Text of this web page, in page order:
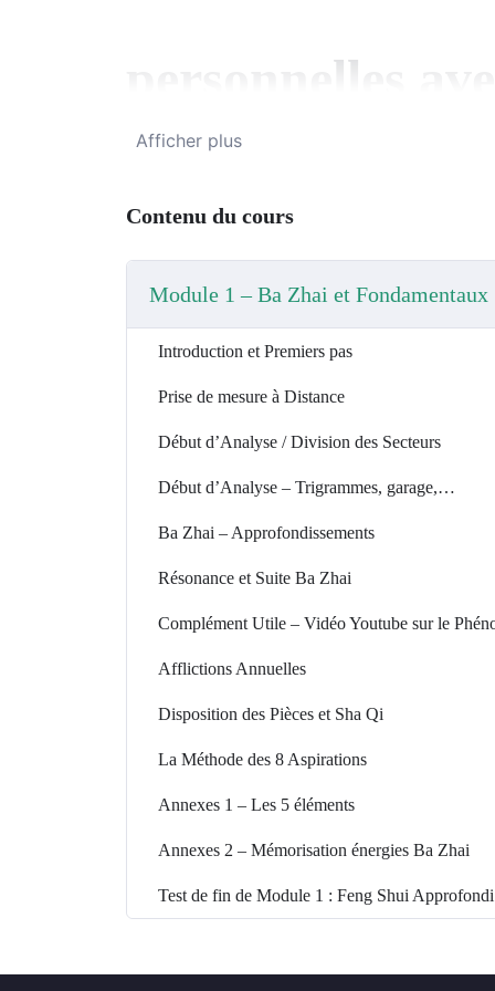
personnelles
votre date de naissance, puis à les utiliser
porte d’entrée, cuisine, espaces de repos
Ce module vous guide pas à pas pour
votre maison et savoir comment l’adapter
Dans ce module, vous
✅ identifier vos 4 directions favorables et
✅ repérer les secteurs favorables et moins
✅ travailler sur les pièces essentielles :
✅ gérer les cas particuliers : secteurs
✅ utiliser la Roue et les 9 Palais pour
Ce module est fait pour
Vous avez déjà votre chiffre Gua ou vous
d’autres.
Afficher plus
Contenu du cours
Module 1 – Ba Zhai et Fondamentaux
Introduction et Premiers pas
Prise de mesure à Distance
Début d’Analyse / Division des Secteurs
Début d’Analyse – Trigrammes, garage,…
Ba Zhai – Approfondissements
Résonance et Suite Ba Zhai
Complément Utile – Vidéo Youtube sur le
Afflictions Annuelles
Disposition des Pièces et Sha Qi
La Méthode des 8 Aspirations
Annexes 1 – Les 5 éléments
Annexes 2 – Mémorisation énergies Ba Zhai
Test de fin de Module 1 : Feng Shui Approfondi